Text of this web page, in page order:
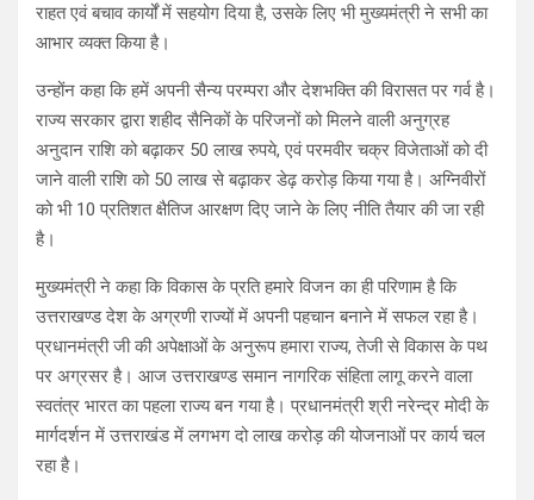
राहत एवं बचाव कार्यों में सहयोग दिया है, उसके लिए भी मुख्यमंत्री ने सभी का
आभार व्यक्त किया है।
उन्होंन कहा कि हमें अपनी सैन्य परम्परा और देशभक्ति की विरासत पर गर्व है।
राज्य सरकार द्वारा शहीद सैनिकों के परिजनों को मिलने वाली अनुग्रह
अनुदान राशि को बढ़ाकर 50 लाख रुपये, एवं परमवीर चक्र विजेताओं को दी
जाने वाली राशि को 50 लाख से बढ़ाकर डेढ़ करोड़ किया गया है। अग्निवीरों
को भी 10 प्रतिशत क्षैतिज आरक्षण दिए जाने के लिए नीति तैयार की जा रही
है।
मुख्यमंत्री ने कहा कि विकास के प्रति हमारे विजन का ही परिणाम है कि
उत्तराखण्ड देश के अग्रणी राज्यों में अपनी पहचान बनाने में सफल रहा है।
प्रधानमंत्री जी की अपेक्षाओं के अनुरूप हमारा राज्य, तेजी से विकास के पथ
पर अग्रसर है। आज उत्तराखण्ड समान नागरिक संहिता लागू करने वाला
स्वतंत्र भारत का पहला राज्य बन गया है। प्रधानमंत्री श्री नरेन्द्र मोदी के
मार्गदर्शन में उत्तराखंड में लगभग दो लाख करोड़ की योजनाओं पर कार्य चल
रहा है।